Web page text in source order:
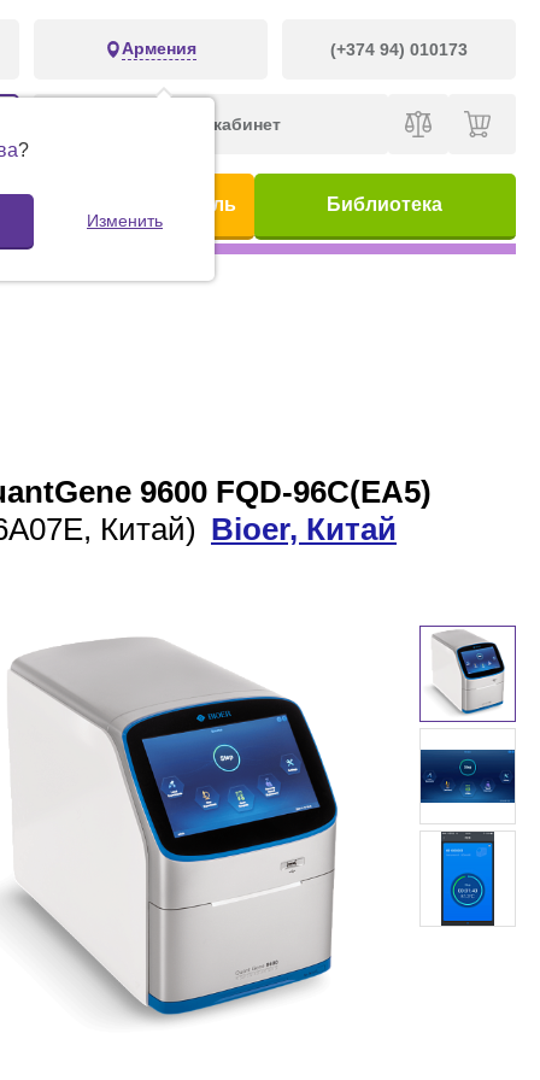
Армения (+374 94) 010173
?
Изменить
Личный кабинет
Предметный указатель Библиотека
9600 FQD-96C(EA5)
Китай) Bioer, Китай